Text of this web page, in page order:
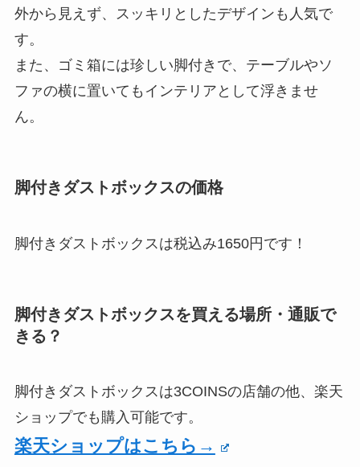
外から見えず、スッキリとしたデザインも人気で
す。
また、ゴミ箱には珍しい脚付きで、テーブルやソ
ファの横に置いてもインテリアとして浮きませ
ん。
脚付きダストボックスの価格
脚付きダストボックスは税込み1650円です！
脚付きダストボックスを買える場所・通販で
きる？
脚付きダストボックスは3COINSの店舗の他、楽天
ショップでも購入可能です。
楽天ショップはこちら→